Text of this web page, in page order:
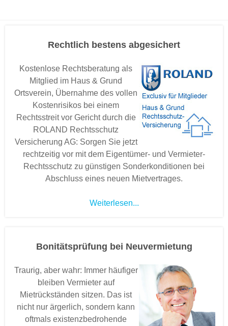
Rechtlich bestens abgesichert
Kostenlose Rechtsberatung als
Mitglied im Haus & Grund
Ortsverein, Übernahme des vollen
Kostenrisikos bei einem
Rechtsstreit vor Gericht durch die
ROLAND Rechtsschutz
Versicherung AG: Sorgen Sie jetzt
rechtzeitig vor mit dem Eigentümer- und Vermieter-
Rechtsschutz zu günstigen Sonderkonditionen bei
Abschluss eines neuen Mietvertrages.
Weiterlesen...
Bonitätsprüfung bei Neuvermietung
Traurig, aber wahr: Immer häufiger
bleiben Vermieter auf
Mietrückständen sitzen. Das ist
nicht nur ärgerlich, sondern kann
oftmals existenzbedrohende